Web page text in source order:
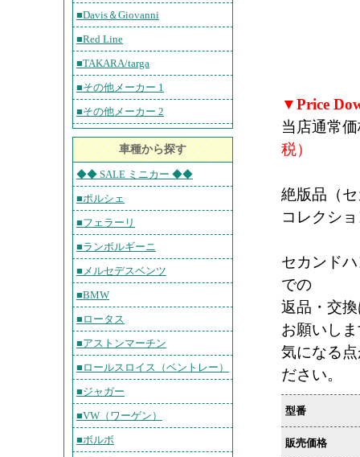
■Davis＆Giovanni
■Red Line
■TAKARA/targa
■その他メーカー 1
■その他メーカー 2
車種から探す
◆◆ SALE ミニカー ◆◆
■ポルシェ
■フェラーリ
■ランボルギーニ
■メルセデスベンツ
■BMW
■ロータス
■アストンマーチン
■ロールスロイス（ベントレー）
■ジャガー
■VW（ワーゲン）
■ボルボ
▼Price
当店通常
税）
絶版品（
コレクシ
セカンド
での
返品・交
お願いし
気になる
ださい。
型番
販売価格